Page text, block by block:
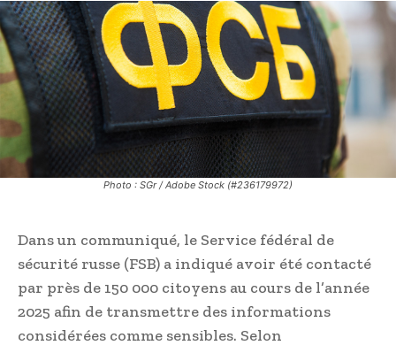
Photo : SGr / Adobe Stock (#236179972)
Dans un communiqué, le Service fédéral de
sécurité russe (FSB) a indiqué avoir été contacté
par près de 150 000 citoyens au cours de l’année
2025 afin de transmettre des informations
considérées comme sensibles. Selon